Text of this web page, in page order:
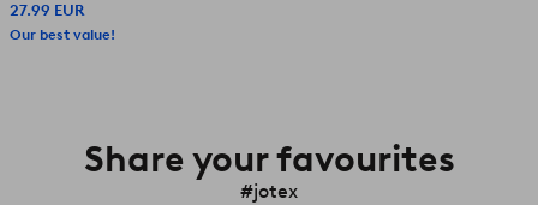
27.99 EUR
Our best value!
Share your favourites
#jotex